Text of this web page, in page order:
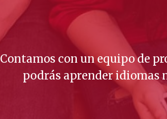
Contamos con un equipo de
podrás aprender idiomas